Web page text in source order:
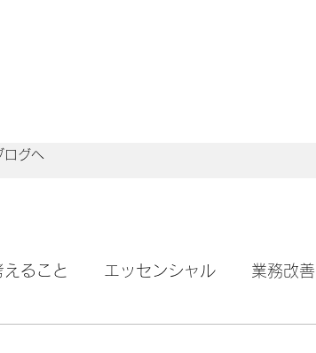
ログへ
ること エッセンシャル 業務改善